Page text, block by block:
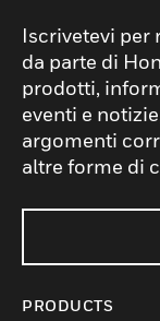
Iscrivetevi per
da parte di
prodotti,
eventi e
argomenti
altre forme di
PRODUCTS